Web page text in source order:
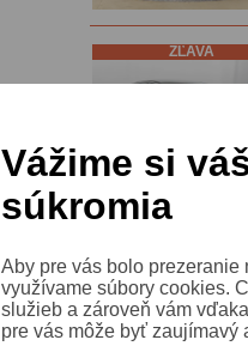
ZĽAVA
Vážime si
súkromia
Aby pre vás bolo
využívame súbory cookies.
služieb a zároveň vám
pre vás môže byť zaujímavý